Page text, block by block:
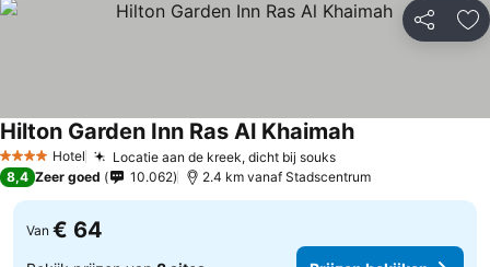
Delen
4 SterrenHotel Locatie aan de kreek, dicht bij souks
Hilton Garden Inn Ras Al Khaimah
8,4 Zeer goed 10.062 2.4 km vanaf Stadscentrum
Van € 64